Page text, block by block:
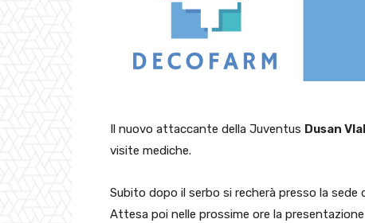
Il nuovo attaccante della Juventus Dusan
visite mediche.
Subito dopo il serbo si recherà presso la
Attesa poi nelle prossime ore la